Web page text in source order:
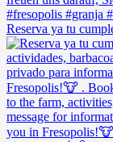
Reserva ya tu